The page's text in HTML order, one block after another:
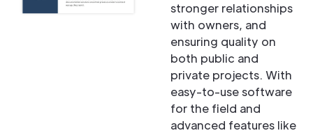
stronger relationships
with owners, and
ensuring quality on
both public and
private projects. With
easy-to-use software
for the field and
advanced features like